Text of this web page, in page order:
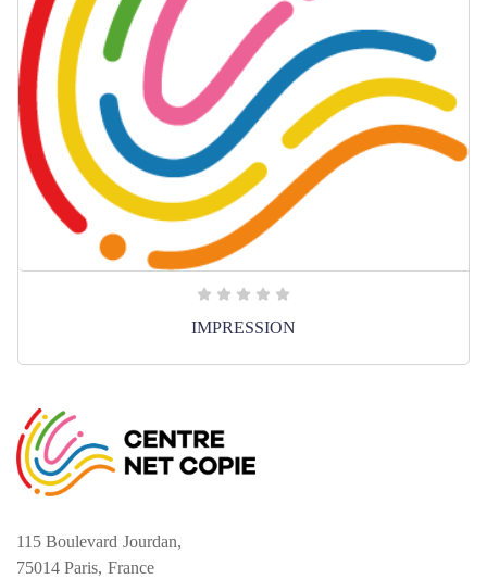
IMPRESSION
115 Boulevard Jourdan,
75014 Paris, France